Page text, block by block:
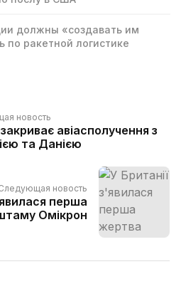
должны «создавать им
по ракетной логистике
новость
закриває авіасполучення з
та Данією
новость
перша
Омікрон